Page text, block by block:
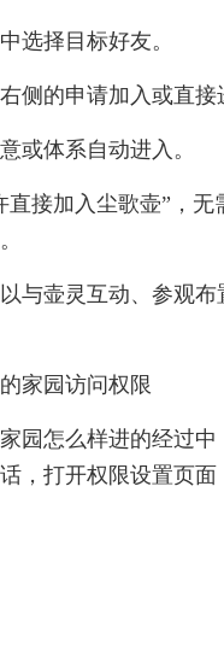
选择目标好友。
侧的申请加入或直接
或体系自动进入。
直接加入尘歌壶”，
与壶灵互动、参观
家园访问权限
园怎么样进的经过
，打开权限设置页面